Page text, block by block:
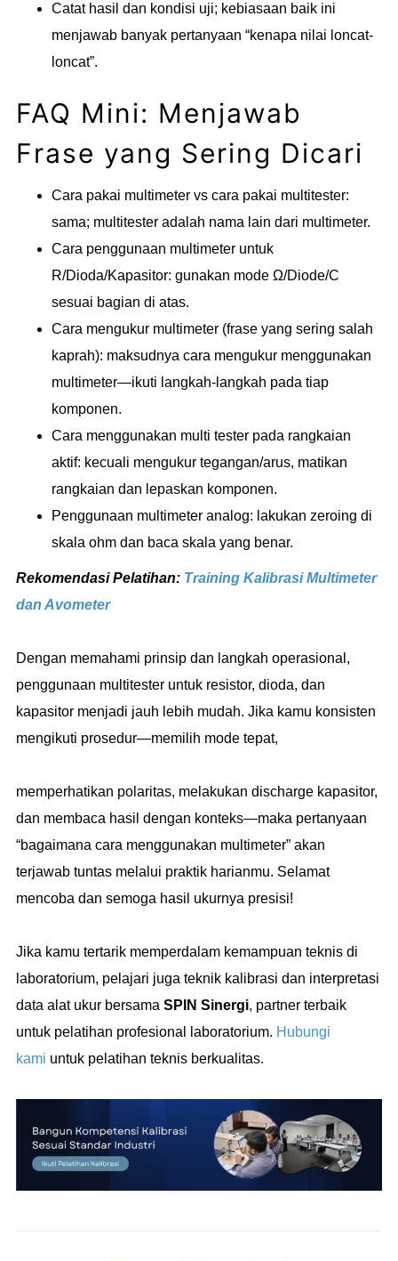
Catat hasil dan kondisi uji; kebiasaan baik ini
menjawab banyak pertanyaan “kenapa nilai loncat-
loncat”.
FAQ Mini: Menjawab
Frase yang Sering Dicari
Cara pakai multimeter vs cara pakai multitester:
sama; multitester adalah nama lain dari multimeter.
Cara penggunaan multimeter untuk
R/Dioda/Kapasitor: gunakan mode Ω/Diode/C
sesuai bagian di atas.
Cara mengukur multimeter (frase yang sering salah
kaprah): maksudnya cara mengukur menggunakan
multimeter—ikuti langkah-langkah pada tiap
komponen.
Cara menggunakan multi tester pada rangkaian
aktif: kecuali mengukur tegangan/arus, matikan
rangkaian dan lepaskan komponen.
Penggunaan multimeter analog: lakukan zeroing di
skala ohm dan baca skala yang benar.
Rekomendasi Pelatihan: Training Kalibrasi Multimeter
dan Avometer
Dengan memahami prinsip dan langkah operasional,
penggunaan multitester untuk resistor, dioda, dan
kapasitor menjadi jauh lebih mudah. Jika kamu konsisten
mengikuti prosedur—memilih mode tepat,
memperhatikan polaritas, melakukan discharge kapasitor,
dan membaca hasil dengan konteks—maka pertanyaan
“bagaimana cara menggunakan multimeter” akan
terjawab tuntas melalui praktik harianmu. Selamat
mencoba dan semoga hasil ukurnya presisi!
Jika kamu tertarik memperdalam kemampuan teknis di
laboratorium, pelajari juga teknik kalibrasi dan interpretasi
data alat ukur bersama SPIN Sinergi, partner terbaik
untuk pelatihan profesional laboratorium. Hubungi
kami untuk pelatihan teknis berkualitas.